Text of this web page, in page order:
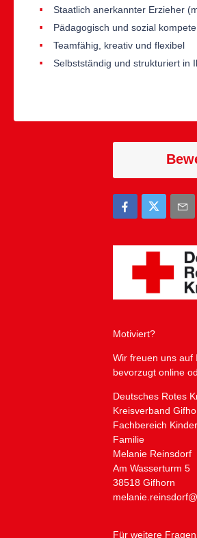
Staatlich anerkannter Erzieher
Pädagogisch und sozial
Teamfähig, kreativ und flexibel
Selbstständig und strukturiert in
Motiviert?
Wir freuen uns auf
bevorzugt online
Deutsches Rotes
Kreisverband
Fachbereich
Familie
Melanie Reinsdorf
Am Wasserturm 5
38518 Gifhorn
Für weitere